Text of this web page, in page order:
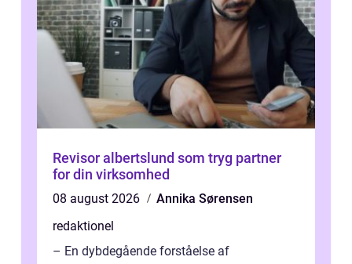
Revisor albertslund som tryg partner
for din virksomhed
08 august 2026
Annika Sørensen
redaktionel
– En dybdegående forståelse af